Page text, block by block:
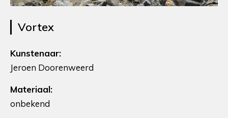
Vortex
Kunstenaar:
Jeroen Doorenweerd
Materiaal:
onbekend